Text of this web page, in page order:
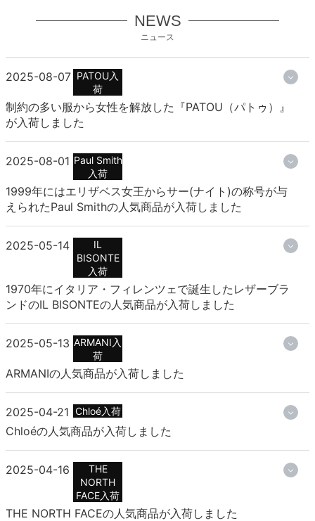
NEWS
ニュース
2025-08-07 PATOU入
荷
制約の多い服から女性を解放した『PATOU（パトゥ）』
が入荷しました
2025-08-01 Paul Smith
入荷
1999年にはエリザベス女王からサー(ナイト)の称号が与
えられたPaul Smithの人気商品が入荷しました
2025-05-14
IL
BISONTE
入荷
1970年にイタリア・フィレンツェで誕生したレザーブラ
ンドのIL BISONTEの人気商品が入荷しました
2025-05-13 ARMANI入
荷
ARMANIの人気商品が入荷しました
2025-04-21 Chloé入荷
Chloéの人気商品が入荷しました
2025-04-16
THE
NORTH
FACE入荷
THE NORTH FACEの人気商品が入荷しました